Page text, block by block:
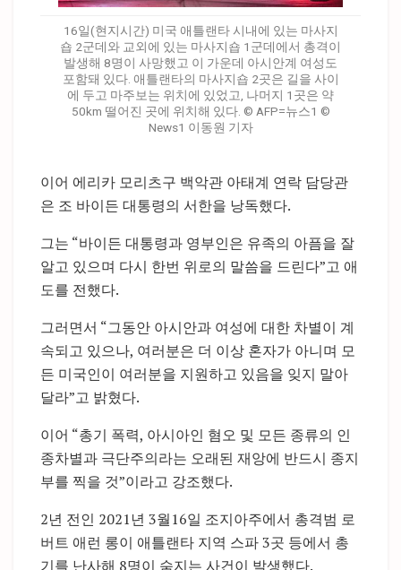
16일(현지시간) 미국 애틀랜타 시내에 있는 마사지
숍 2군데와 교외에 있는 마사지숍 1군데에서 총격이
발생해 8명이 사망했고 이 가운데 아시안계 여성도
포함돼 있다. 애틀랜타의 마사지숍 2곳은 길을 사이
에 두고 마주보는 위치에 있었고, 나머지 1곳은 약
50km 떨어진 곳에 위치해 있다. © AFP=뉴스1 ©
News1 이동원 기자
이어 에리카 모리츠구 백악관 아태계 연락 담당관
은 조 바이든 대통령의 서한을 낭독했다.
그는 “바이든 대통령과 영부인은 유족의 아픔을 잘
알고 있으며 다시 한번 위로의 말씀을 드린다”고 애
도를 전했다.
그러면서 “그동안 아시안과 여성에 대한 차별이 계
속되고 있으나, 여러분은 더 이상 혼자가 아니며 모
든 미국인이 여러분을 지원하고 있음을 잊지 말아
달라”고 밝혔다.
이어 “총기 폭력, 아시아인 혐오 및 모든 종류의 인
종차별과 극단주의라는 오래된 재앙에 반드시 종지
부를 찍을 것”이라고 강조했다.
2년 전인 2021년 3월16일 조지아주에서 총격범 로
버트 애런 롱이 애틀랜타 지역 스파 3곳 등에서 총
기를 난사해 8명이 숨지는 사건이 발생했다.